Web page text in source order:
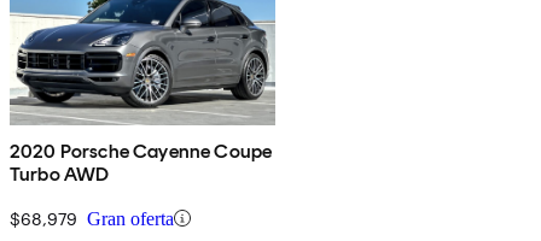
2020 Porsche Cayenne Coupe
Turbo AWD
$68,979 Gran oferta